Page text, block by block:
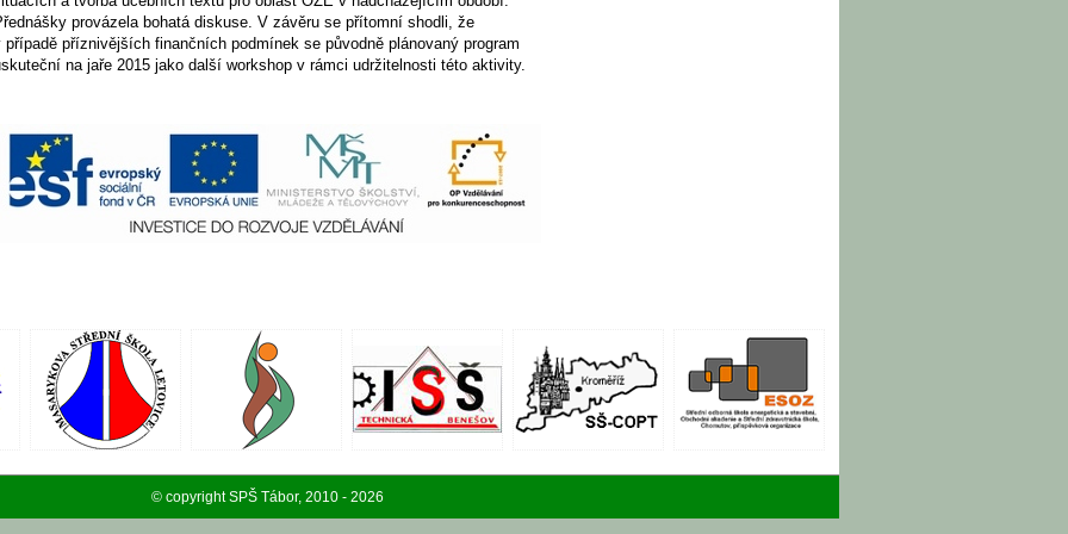
provázela bohatá diskuse. V závěru se přítomní shodli, že
případě příznivějších finančních podmínek se původně plánovaný program
na jaře 2015 jako další workshop v rámci udržitelnosti této aktivity.
© copyright SPŠ Tábor, 2010 - 2026